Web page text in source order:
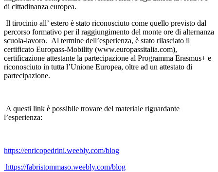
di cittadinanza europea.
Il tirocinio all’ estero è stato riconosciuto come quello previsto dal
percorso formativo per il raggiungimento del monte ore di alternanza
scuola-lavoro. Al termine dell’esperienza, è stato rilasciato il
certificato Europass-Mobility (www.europassitalia.com),
certificazione attestante la partecipazione al Programma Erasmus+ e
riconosciuto in tutta l’Unione Europea, oltre ad un attestato di
partecipazione.
A questi link è possibile trovare del materiale riguardante
l’esperienza:
https://enricopedrini.weebly.com/blog
https://fabristommaso.weebly.com/blog